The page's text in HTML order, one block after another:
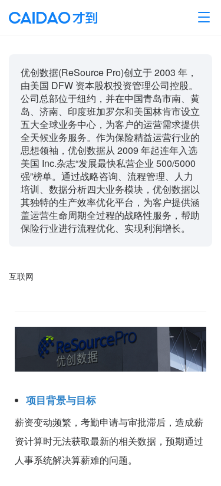
T
优创数据(ReSource Pro)创立于 2003 年，
由美国 DFW 资本股权投资管理公司控股。
公司总部位于纽约，并在中国青岛市南、黄
岛、济南、印度班加罗尔和美国林肯市设立
五大全球业务中心，为客户的运营需求提供
全天候业务服务。作为保险精益运营行业的
思想领袖，优创数据从 2009 年起连年入选
美国 Inc.杂志“发展最快私营企业 500/5000
强”榜单。通过战略咨询、流程管理、人力
培训、数据分析四大业务模块，优创数据以
其独特的生产效率优化平台，为客户提供涵
盖运营生命周期全过程的战略性服务，帮助
保险行业进行流程优化、实现利润增长。
互联网
项目背景与目标
薪资变动频繁，考勤申请与审批滞后，造成薪
资计算时无法获取最新的相关数据，预期通过
人事系统解决算薪难的问题。